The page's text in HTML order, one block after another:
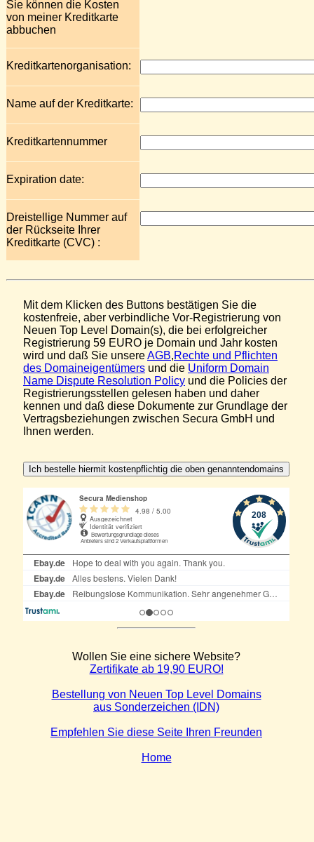
Sie können die Kosten
von meiner Kreditkarte
abbuchen
Kreditkartenorganisation:
Name auf der Kreditkarte:
Kreditkartennummer
Expiration date:
Dreistellige Nummer auf
der Rückseite Ihrer
Kreditkarte (CVC) :
Mit dem Klicken des Buttons bestätigen Sie die
kostenfreie, aber verbindliche Vor-Registrierung von
Neuen Top Level Domain(s), die bei erfolgreicher
Registrierung 59 EURO je Domain und Jahr kosten
wird und daß Sie unsereAGB,Rechte und Pflichten
des Domaineigentümers und die Uniform Domain
Name Dispute Resolution Policy und die Policies der
Registrierungsstellen gelesen haben und daher
kennen und daß diese Dokumente zur Grundlage der
Vertragsbeziehungen zwischen Secura GmbH und
Ihnen werden.
Wollen Sie eine sichere Website?
Zertifikate ab 19,90 EURO!
Bestellung von Neuen Top Level Domains
aus Sonderzeichen (IDN)
Empfehlen Sie diese Seite Ihren Freunden
Home